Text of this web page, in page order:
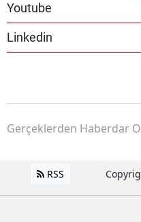
Youtube
Linkedin
Gerçeklerden Haberdar
RSS